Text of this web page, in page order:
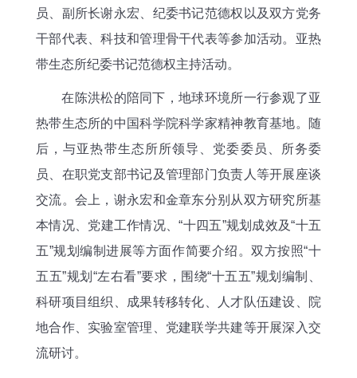
员、副所长谢永宏、纪委书记范德权以及双方党务
干部代表、科技和管理骨干代表等参加活动。亚热
带生态所纪委书记范德权主持活动。
在陈洪松的陪同下，地球环境所一行参观了亚
热带生态所的中国科学院科学家精神教育基地。随
后，与亚热带生态所所领导、党委委员、所务委
员、在职党支部书记及管理部门负责人等开展座谈
交流。会上，谢永宏和金章东分别从双方研究所基
本情况、党建工作情况、“十四五”规划成效及“十五
五”规划编制进展等方面作简要介绍。双方按照“十
五五”规划“左右看”要求，围绕“十五五”规划编制、
科研项目组织、成果转移转化、人才队伍建设、院
地合作、实验室管理、党建联学共建等开展深入交
流研讨。